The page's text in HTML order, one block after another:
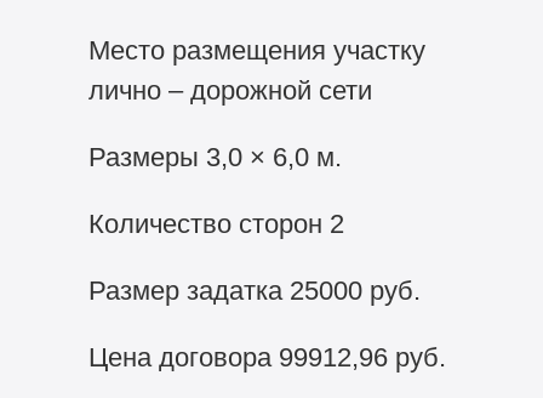
Место размещения участку
лично – дорожной сети
Размеры 3,0 × 6,0 м.
Количество сторон 2
Размер задатка 25000 руб.
Цена договора 99912,96 руб.